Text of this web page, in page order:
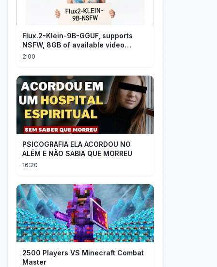
Flux.2-Klein-9B-GGUF, supports
NSFW, 8GB of available video
memory, partial redraw, text-to-
2:00
PSICOGRAFIA ELA ACORDOU NO
ALÉM E NÃO SABIA QUE MORREU
16:20
2500 Players VS Minecraft Combat
Master